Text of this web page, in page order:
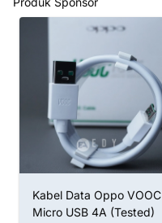
Kabel Data Oppo VOOC
Micro USB 4A (Tested)